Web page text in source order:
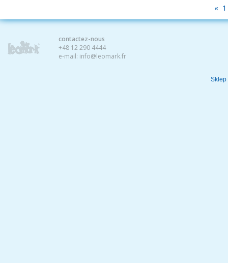
« 1
contactez-nous
+48 12 290 4444
e-mail: info@leomark.fr
Sklep